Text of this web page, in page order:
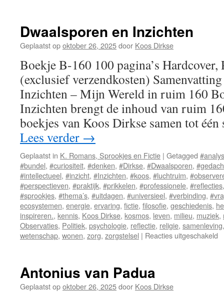
Rand
Dwaalsporen en Inzichten
Geplaatst opoktober 26, 2025door Koos Dirkse
Boekje B-160 100 pagina’s
(exclusief verzendkosten)
Inzichten – Mijn Wereld in ruim 160
Inzichten brengt de inhoud van ruim
boekjes van Koos Dirkse samen tot
Lees verder →
Geplaatst in K. Romans, Sprookjes en Fictie | Getagged
#bundel, #curiositeit, #denken, #Dirkse, #Dwaalsporen,
#intellectueel, #inzicht, #Inzichten, #koos, #luchtruim,
#perspectieven, #praktijk, #prikkelen, #professionele, #reflecties
#sprookjes, #thema’s, #uitdagen, #universieel, #verbinding,
ecosystemen, energie, ervaring, fictie, filosofie, geschiedenis,
inspireren., kennis, Koos Dirkse, kosmos, leven, milieu, muziek,
Observaties, Politiek, psychologie, reflectie, religie, samenleving
wetenschap, wonen, zorg, zorgstelsel | Reacties uitgeschakeld
Antonius van Padua
Geplaatst opoktober 26, 2025door Koos Dirkse